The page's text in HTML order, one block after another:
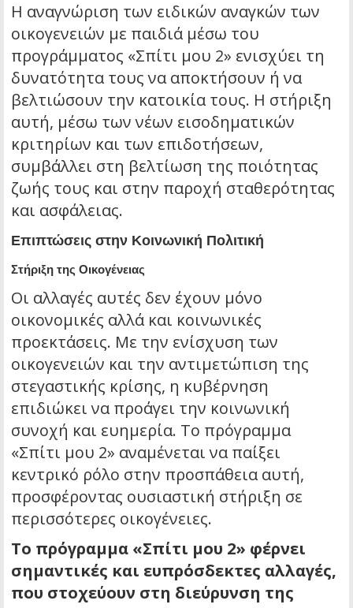
Η αναγνώριση των ειδικών αναγκών των
οικογενειών με παιδιά μέσω του
προγράμματος «Σπίτι μου 2» ενισχύει τη
δυνατότητα τους να αποκτήσουν ή να
βελτιώσουν την κατοικία τους. Η στήριξη
αυτή, μέσω των νέων εισοδηματικών
κριτηρίων και των επιδοτήσεων,
συμβάλλει στη βελτίωση της ποιότητας
ζωής τους και στην παροχή σταθερότητας
και ασφάλειας.
Επιπτώσεις στην Κοινωνική Πολιτική
Στήριξη της Οικογένειας
Οι αλλαγές αυτές δεν έχουν μόνο
οικονομικές αλλά και κοινωνικές
προεκτάσεις. Με την ενίσχυση των
οικογενειών και την αντιμετώπιση της
στεγαστικής κρίσης, η κυβέρνηση
επιδιώκει να προάγει την κοινωνική
συνοχή και ευημερία. Το πρόγραμμα
«Σπίτι μου 2» αναμένεται να παίξει
κεντρικό ρόλο στην προσπάθεια αυτή,
προσφέροντας ουσιαστική στήριξη σε
περισσότερες οικογένειες.
Το πρόγραμμα «Σπίτι μου 2» φέρνει
σημαντικές και ευπρόσδεκτες αλλαγές,
που στοχεύουν στη διεύρυνση της